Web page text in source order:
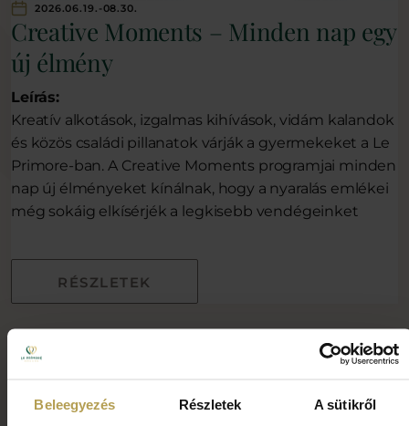
Beleegyezés Részletek A sütikről
2026.06.19.-08.30.
Creative Moments – Minden nap egy
új élmény
Leírás:
Kreatív alkotások, izgalmas kihívások, vidám kalandok
és közös családi pillanatok várják a gyermekeket a Le
Primore-ban. A Creative Moments programjai minden
nap új élményeket kínálnak, hogy a nyaralás emlékei
még sokáig elkísérjék a legkisebb vendégeinket
RÉSZLETEK